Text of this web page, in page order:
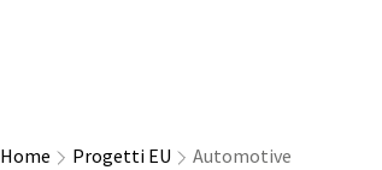
Home Progetti EU Automotive